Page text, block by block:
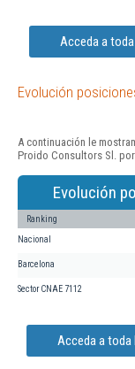
Acceda a
Evolución
A continuación le
Proido Consultors Sl.
Evolución
Ranking
Nacional
Barcelona
Sector CNAE 7112
Acceda a toda